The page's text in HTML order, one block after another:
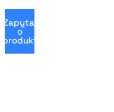
Zapytaj
o
produkt